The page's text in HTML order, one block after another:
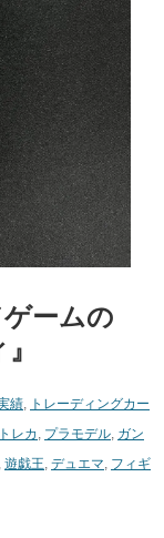
ームの
績, トレーディングカー
トレカ , プラモデル, ガン
, 遊戯王, デュエマ, フィギ